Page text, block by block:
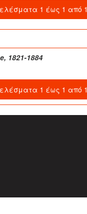
1 έως 1 από 1
1821-1884
1 έως 1 από 1